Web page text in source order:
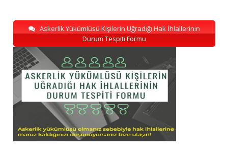
Askerlik Yükümlüsü Kişilerin Uğradığı Hak İhlallerinin
Durum Tespiti Formu